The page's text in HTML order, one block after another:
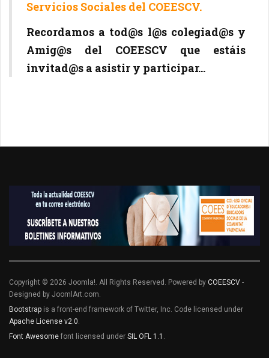
Servicios Sociales del COEESCV.
Recordamos a tod@s l@s colegiad@s y
Amig@s del COEESCV que estáis
invitad@s a asistir y participar...
Copyright © 2026 Joomla!. All Rights Reserved. Powered by COEESCV -
Designed by JoomlArt.com.
Bootstrap is a front-end framework of Twitter, Inc. Code licensed under
Apache License v2.0
Font Awesome font licensed under SIL OFL 1.1